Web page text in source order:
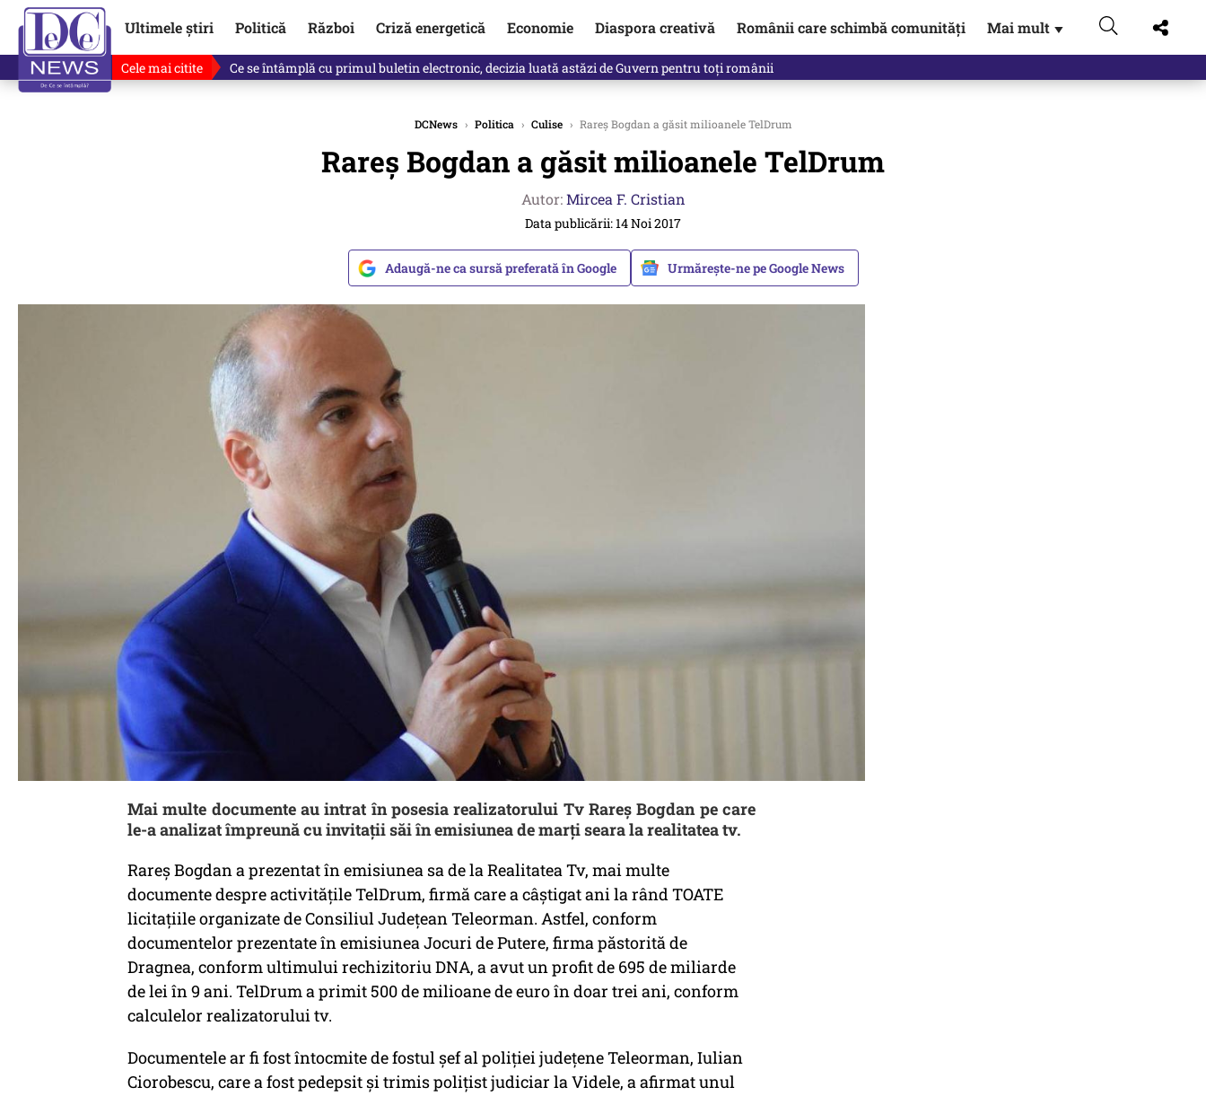
Ultimele știri Politică Război Criză energetică Economie Diaspora creativă Românii care schimbă comunități Mai mult ▼
Cele mai citite Ce se întâmplă cu primul buletin electronic, decizia luată astăzi de Guvern pentru toți românii
DCNews › Politica › Culise › Rareş Bogdan a găsit milioanele TelDrum
Rareş Bogdan a găsit milioanele TelDrum
Autor:Mircea F. Cristian
Data publicării: 14 Noi 2017
Adaugă-ne ca sursă preferată în Google Urmărește-ne pe Google News
Mai multe documente au intrat în posesia realizatorului Tv Rareş Bogdan pe care
le-a analizat împreună cu invitaţii săi în emisiunea de marţi seara la realitatea tv.
Rareş Bogdan a prezentat în emisiunea sa de la Realitatea Tv, mai multe
documente despre activităţile TelDrum, firmă care a câştigat ani la rând TOATE
licitaţiile organizate de Consiliul Judeţean Teleorman. Astfel, conform
documentelor prezentate în emisiunea Jocuri de Putere, firma păstorită de
Dragnea, conform ultimului rechizitoriu DNA, a avut un profit de 695 de miliarde
de lei în 9 ani. TelDrum a primit 500 de milioane de euro în doar trei ani, conform
calculelor realizatorului tv.
Documentele ar fi fost întocmite de fostul şef al poliţiei judeţene Teleorman, Iulian
Ciorobescu, care a fost pedepsit şi trimis poliţist judiciar la Videle, a afirmat unul